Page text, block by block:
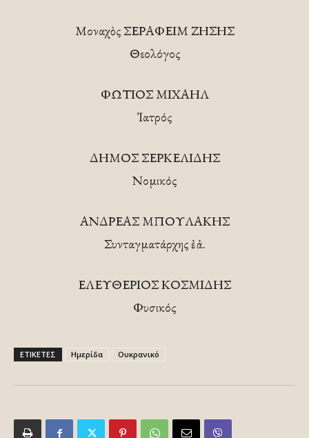
Μοναχὸς ΣΕΡΑΦΕΙΜ ΖΗΣΗΣ
Θεολόγος
ΦΩΤΙΟΣ ΜΙΧΑΗΛ
Ἰατρός
ΔΗΜΟΣ ΣΕΡΚΕΛΙΔΗΣ
Νομικός
ΑΝΔΡΕΑΣ ΜΠΟΥΛΑΚΗΣ
Συνταγματάρχης ἐ. ἀ.
ΕΛΕΥΘΕΡΙΟΣ ΚΟΣΜΙΔΗΣ
Φυσικός
ΕΤΙΚΕΤΕΣ Ημερίδα Ουκρανικό